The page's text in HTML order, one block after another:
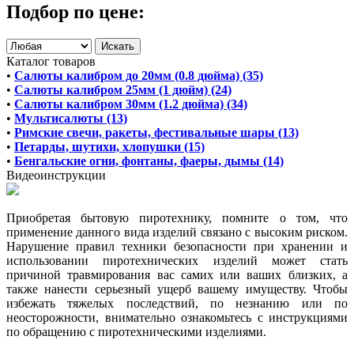
Подбор по цене:
Каталог товаров
• Салюты калибром до 20мм (0.8 дюйма) (35)
• Салюты калибром 25мм (1 дюйм) (24)
• Салюты калибром 30мм (1.2 дюйма) (34)
• Мультисалюты (13)
• Римские свечи, ракеты, фестивальные шары (13)
• Петарды, шутихи, хлопушки (15)
• Бенгальские огни, фонтаны, фаеры, дымы (14)
Видеоинструкции
Приобретая бытовую пиротехнику, помните о том, что
применение данного вида изделий связано с высоким риском.
Нарушение правил техники безопасности при хранении и
использовании пиротехнических изделий может стать
причиной травмирования вас самих или ваших близких, а
также нанести серьезный ущерб вашему имуществу. Чтобы
избежать тяжелых последствий, по незнанию или по
неосторожности, внимательно ознакомьтесь с инструкциями
по обращению с пиротехническими изделиями.